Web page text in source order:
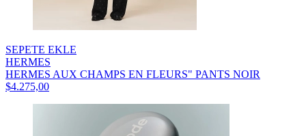
SEPETE EKLE
HERMES
HERMES AUX CHAMPS EN FLEURS" PANTS NOIR
$4.275,00